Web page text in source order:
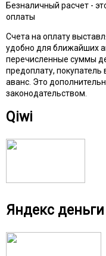
Безналичный расчет -
оплаты
Счета на оплату
удобно для ближайших
перечисленные суммы
предоплату,
аванс. Это
законодательством.
Qiwi
Яндекс деньги